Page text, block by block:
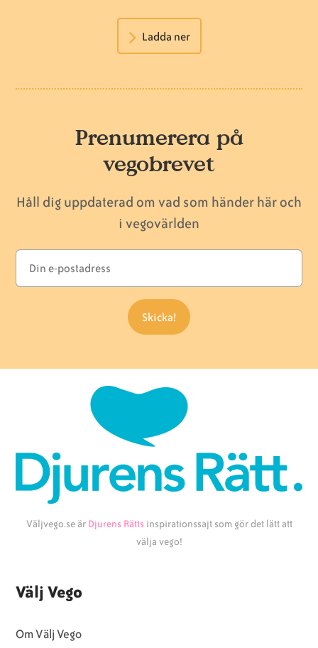
Ladda ner
Prenumerera på
vegobrevet
Håll dig uppdaterad om vad som händer här och
i vegovärlden
Väljvego.se är Djurens Rätts inspirationssajt som gör det lätt att
välja vego!
Välj Vego
Om Välj Vego